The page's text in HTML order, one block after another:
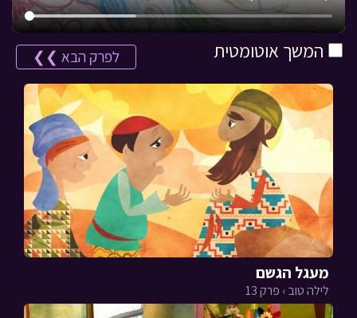
המשך אוטומטית לפרק הבא ❯❯
מעגל הגשם
לילה טוב › פרק 13